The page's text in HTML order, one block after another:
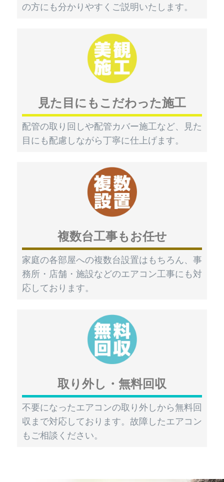
の方にも分かりやすくご説明いたします。
見た目にもこだわった施工
配管の取り回しや配管カバー施工など、見た
目にも配慮しながら丁寧に仕上げます。
複数台工事もお任せ
家庭の各部屋への複数台設置はもちろん、事
務所・店舗・施設などのエアコン工事にも対
応しております。
取り外し・無料回収
不要になったエアコンの取り外しから無料回
収まで対応しております。故障したエアコン
もご相談ください。